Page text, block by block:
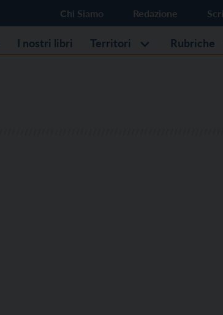
Chi Siamo Redazione
I nostri libri Territori Rubriche